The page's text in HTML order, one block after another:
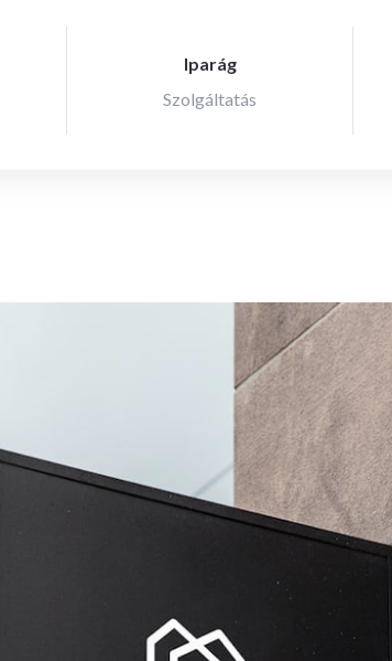
Iparág
Szolgáltatás